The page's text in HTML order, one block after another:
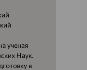
ученая
Наук.
в